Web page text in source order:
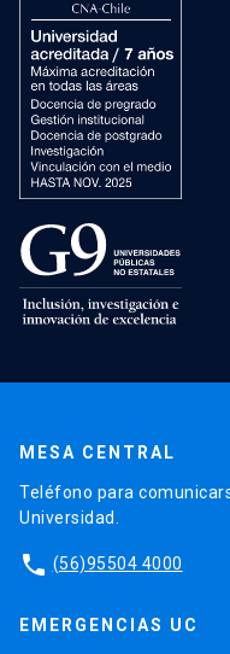
MESA CENTRAL
Teléfono para
Universidad.
phone (56)95504 4000
EMERGENCIAS UC